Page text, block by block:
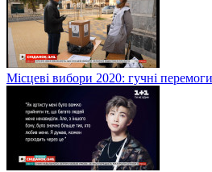
Місцеві вибори 2020: гучні